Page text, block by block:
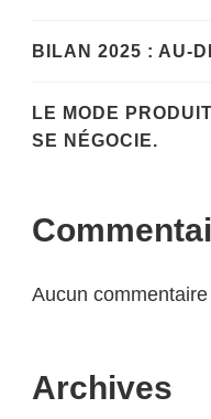
BILAN 2025 : AU-
LE MODE
SE NÉGOCIE.
Aucun
Archives